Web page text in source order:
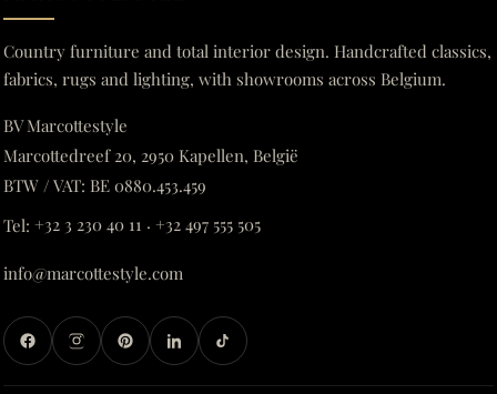
Country furniture and total interior design. Handcrafted classics,
fabrics, rugs and lighting, with showrooms across Belgium.
BV Marcottestyle
Marcottedreef 20, 2950 Kapellen, België
BTW / VAT: BE 0880.453.459
Tel: +32 3 230 40 11 · +32 497 555 505
info@marcottestyle.com